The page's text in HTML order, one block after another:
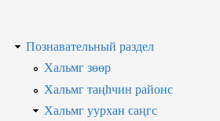
Познавательный раздел
Хальмг зөөр
Хальмг таңһчин районс
Хальмг уурхан саңгс